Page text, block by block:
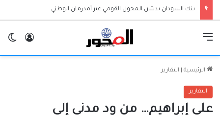
بنك السودان يدشن المحول القومي عبر أمدرمان الوطني
الرئيسية التقارير
التقارير
علي إبراهيم… من ود مدني إلى